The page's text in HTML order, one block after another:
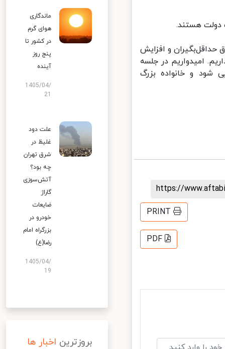
هستند.
صورت تصویب افزایش ۵۷درصدیِ حقوق حداقل‌بگیران و افزایش
امیدواریم در جلسه
و خانواده بزرگ
https://
PRINT
PDF
ماندگاری
هوای گرم
در کشور تا
پنج روز
آینده
1405/04/
علت دود
غلیظ در
شرق تهران
چه بود؟
آتش‌سوزی
گاراژ
ضایعات
خودرو در
بزرگراه امام
رضا(ع)
1405/04/
19
بروزترین اخبار ها